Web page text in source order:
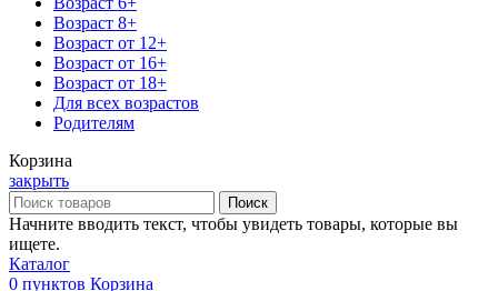
Возраст 8+
Возраст от 12+
Возраст от 16+
Возраст от 18+
Для всех возрастов
Родителям
Корзина
закрыть
Поиск
Начните вводить текст, чтобы увидеть товары, которые вы
ищете.
Каталог
0 пунктов Корзина